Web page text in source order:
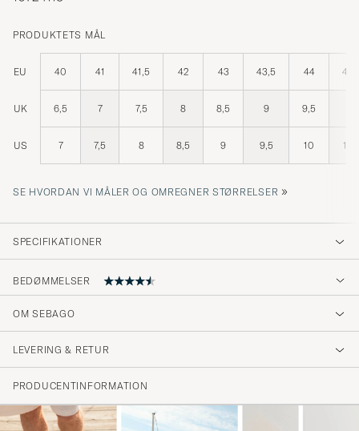
PRODUKTETS MÅL
EU 40 41 41,5 42 43 43,5 44
UK 6,5 7 7,5 8 8,5 9 9,5
US 7 7,5 8 8,5 9 9,5 10
SE HVORDAN VI MÅLER OG OMREGNER STØRRELSER »
SPECIFIKATIONER
BEDØMMELSER
4.6
(38)
(1)
(0)
(3)
OM SEBAGO
LEVERING & RETUR
PRODUCENTINFORMATION